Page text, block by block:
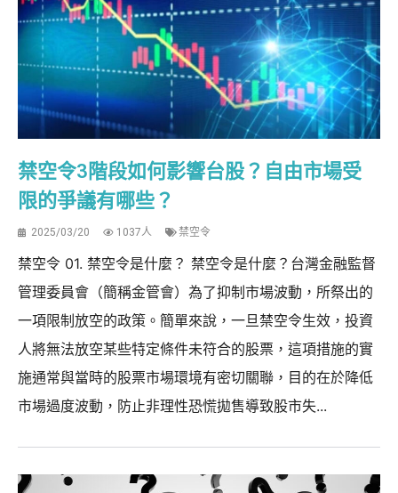
禁空令3階段如何影響台股？自由市場受
限的爭議有哪些？
2025/03/20 1037人 禁空令
禁空令 01. 禁空令是什麼？ 禁空令是什麼？台灣金融監督
管理委員會（簡稱金管會）為了抑制市場波動，所祭出的
一項限制放空的政策。簡單來說，一旦禁空令生效，投資
人將無法放空某些特定條件未符合的股票，這項措施的實
施通常與當時的股票市場環境有密切關聯，目的在於降低
市場過度波動，防止非理性恐慌拋售導致股市失...